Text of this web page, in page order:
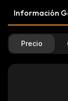
Información
Precio